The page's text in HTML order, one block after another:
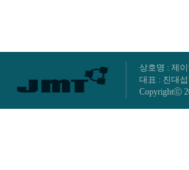
상호명 : 제이
대표 : 진대섭
Copyrightⓒ